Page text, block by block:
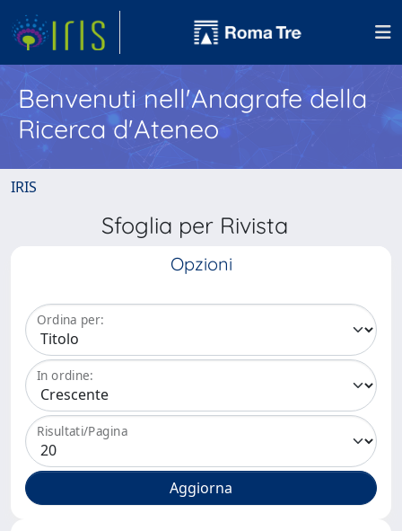
Benvenuti nell'Anagrafe della
Ricerca d'Ateneo
IRIS
Sfoglia per Rivista
Opzioni
Ordina per:
In ordine:
Risultati/Pagina